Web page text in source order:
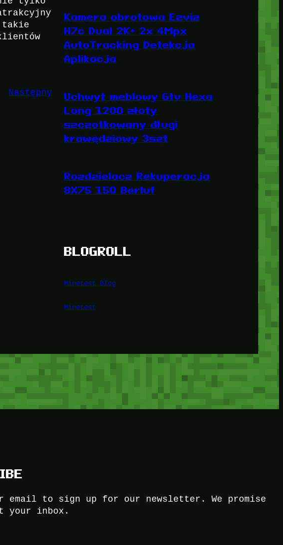
takie
Następny
Kamera obrotowa Ezviz
H7c Dual 2K+ 2x 4Mpx
AutoTracking Detekcja
Aplikacja
Uchwyt meblowy Gtv Hexa
Long 1200 złoty
szczotkowany długi
krawędziowy 3szt
Rozdzielacz Rekuperacja
8X75 150 Berluf
BLOGROLL
Minetest Blog
Minetest
email to sign up for our newsletter. We promise
your inbox.